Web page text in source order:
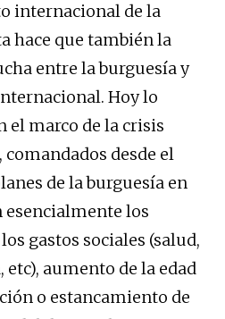
internacional de la
hace que también la
entre la burguesía y
Hoy lo
el marco de la crisis
desde el
de la burguesía en
esencialmente los
gastos sociales (salud,
aumento de la edad
o estancamiento de